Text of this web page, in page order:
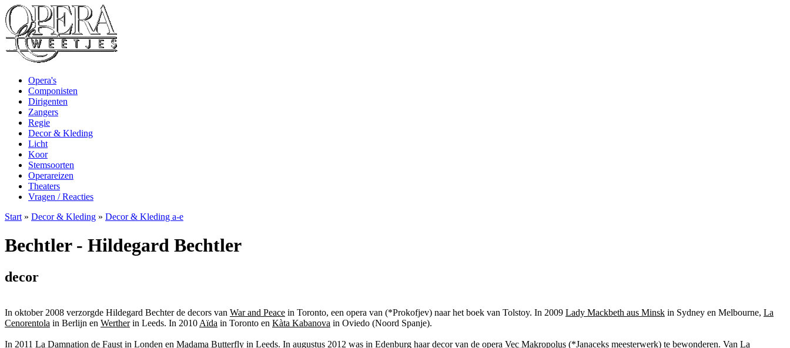
Opera's
Componisten
Dirigenten
Zangers
Regie
Decor & Kleding
Licht
Koor
Stemsoorten
Operareizen
Theaters
Vragen / Reacties
Start » Decor & Kleding » Decor & Kleding a-e
Bechtler - Hildegard Bechtler
decor
In oktober 2008 verzorgde Hildegard Bechter de decors van War and Peace in Toronto, een opera van (*Prokofjev) naar het boek van Tolstoy. In 2009 Lady Mackbeth aus Minsk in Sydney en Melbourne, La
Cenorentola in Berlijn en Wertherin Leeds. In 2010 Aïda in Toronto en Kàta Kabanova in Oviedo (Noord Spanje).
In 2011 La Damnation de Faust in Londen en Madama Butterfly in Leeds. In augustus 2012 was in Edenburg haar decor van de opera Vec Makropolus (*Janaceks meesterwerk) te bewonderen. Van La